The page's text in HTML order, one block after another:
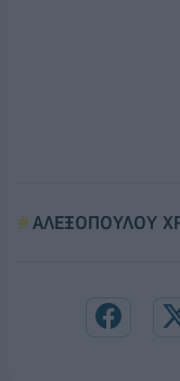
ΑΛΕΞΟΠΟΥΛΟΥ